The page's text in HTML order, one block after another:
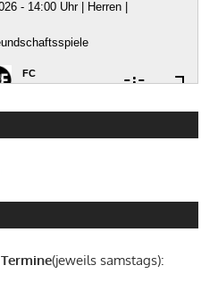
Termine(jeweils samstags):